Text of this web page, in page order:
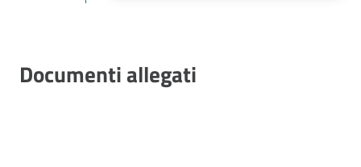
Documenti allegati